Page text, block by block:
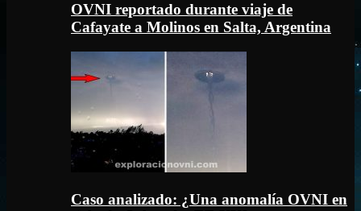
OVNI reportado durante viaje de
Cafayate a Molinos en Salta, Argentina
Caso analizado: ¿Una anomalía OVNI en